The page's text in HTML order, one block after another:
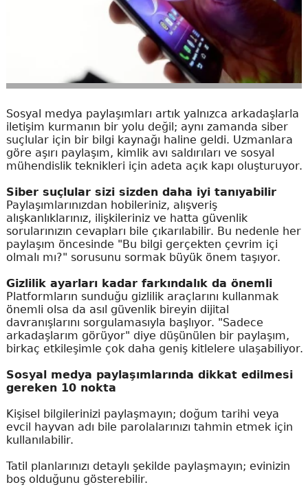
Sosyal medya paylaşımları artık yalnızca arkadaşlarla
iletişim kurmanın bir yolu değil; aynı zamanda siber
suçlular için bir bilgi kaynağı haline geldi. Uzmanlara
göre aşırı paylaşım, kimlik avı saldırıları ve sosyal
mühendislik teknikleri için adeta açık kapı oluşturuyor.
Siber suçlular sizi sizden daha iyi tanıyabilir
Paylaşımlarınızdan hobileriniz, alışveriş
alışkanlıklarınız, ilişkileriniz ve hatta güvenlik
sorularınızın cevapları bile çıkarılabilir. Bu nedenle her
paylaşım öncesinde "Bu bilgi gerçekten çevrim içi
olmalı mı?" sorusunu sormak büyük önem taşıyor.
Gizlilik ayarları kadar farkındalık da önemli
Platformların sunduğu gizlilik araçlarını kullanmak
önemli olsa da asıl güvenlik bireyin dijital
davranışlarını sorgulamasıyla başlıyor. "Sadece
arkadaşlarım görüyor" diye düşünülen bir paylaşım,
birkaç etkileşimle çok daha geniş kitlelere ulaşabiliyor.
Sosyal medya paylaşımlarında dikkat edilmesi
gereken 10 nokta
Kişisel bilgilerinizi paylaşmayın; doğum tarihi veya
evcil hayvan adı bile parolalarınızı tahmin etmek için
kullanılabilir.
Tatil planlarınızı detaylı şekilde paylaşmayın; evinizin
boş olduğunu gösterebilir.